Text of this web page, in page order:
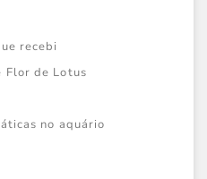
recebi
Flor de Lotus
no aquário